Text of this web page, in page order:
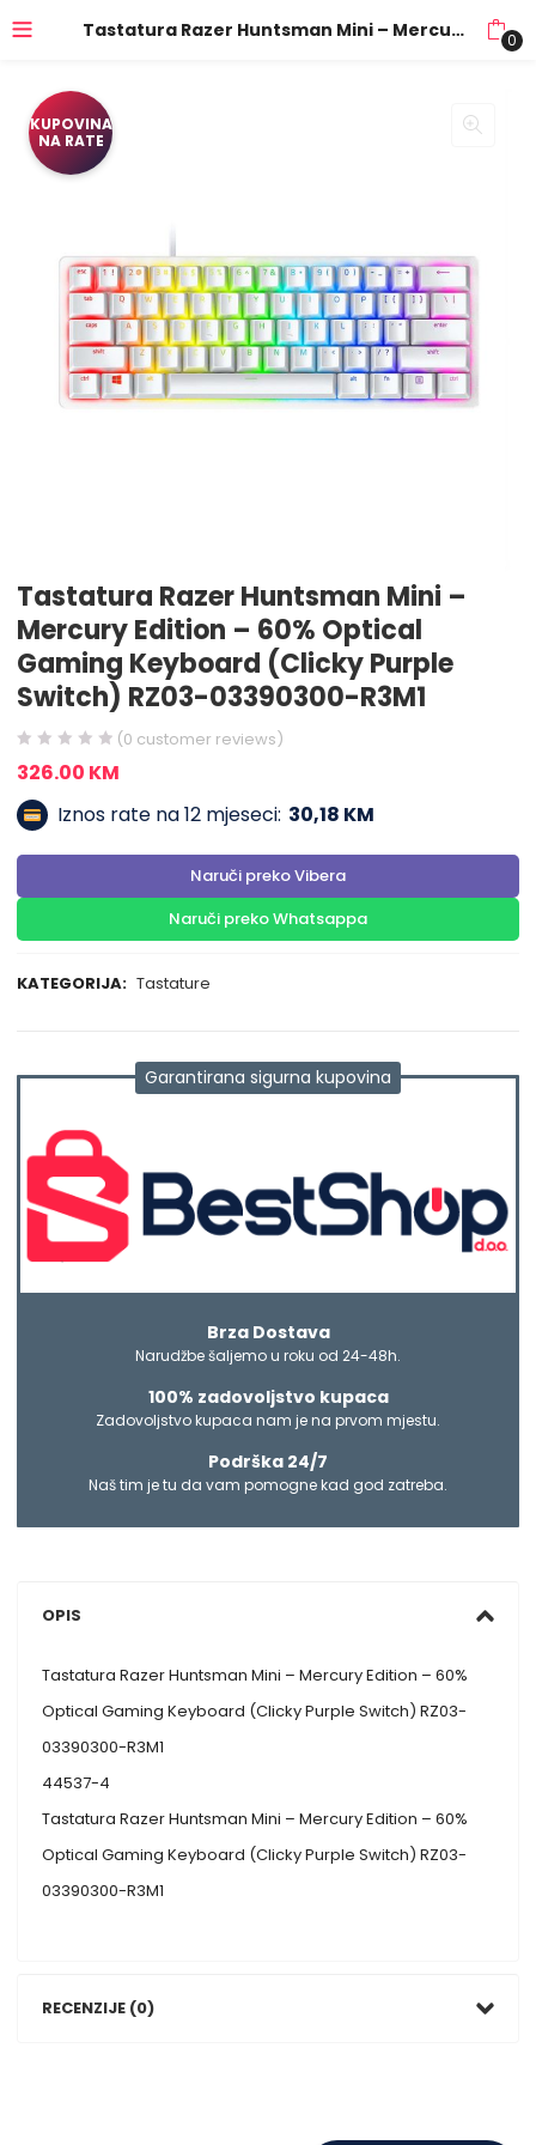
Tastatura Razer Huntsman Mini – Mercury Edition – 60% Optical Gaming Keyboard (Clicky Purple Switch) RZ03-03390300-R3M1 0
KUPOVINA
NA RATE
Tastatura Razer Huntsman Mini –
Mercury Edition – 60% Optical
Gaming Keyboard (Clicky Purple
Switch) RZ03-03390300-R3M1
(0 customer reviews)
326.00 KM
Iznos rate na 12 mjeseci: 30,18 KM
Naruči preko Vibera
Naruči preko Whatsappa
KATEGORIJA: Tastature
Garantirana sigurna kupovina
Brza Dostava
Narudžbe šaljemo u roku od 24-48h.
100% zadovoljstvo kupaca
Zadovoljstvo kupaca nam je na prvom mjestu.
Podrška 24/7
Naš tim je tu da vam pomogne kad god zatreba.
OPIS
Tastatura Razer Huntsman Mini – Mercury Edition – 60%
Optical Gaming Keyboard (Clicky Purple Switch) RZ03-
03390300-R3M1
44537-4
Tastatura Razer Huntsman Mini – Mercury Edition – 60%
Optical Gaming Keyboard (Clicky Purple Switch) RZ03-
03390300-R3M1
RECENZIJE (0)